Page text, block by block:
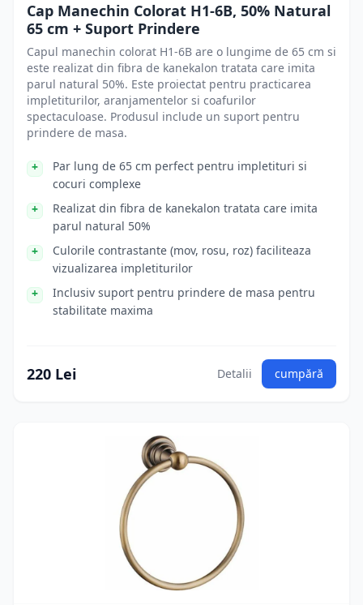
Cap Manechin Colorat H1-6B, 50% Natural
65 cm + Suport Prindere
Capul manechin colorat H1-6B are o lungime de 65 cm si
este realizat din fibra de kanekalon tratata care imita
parul natural 50%. Este proiectat pentru practicarea
impletiturilor, aranjamentelor si coafurilor
spectaculoase. Produsul include un suport pentru
prindere de masa.
Par lung de 65 cm perfect pentru impletituri si
cocuri complexe
Realizat din fibra de kanekalon tratata care imita
parul natural 50%
Culorile contrastante (mov, rosu, roz) faciliteaza
vizualizarea impletiturilor
Inclusiv suport pentru prindere de masa pentru
stabilitate maxima
220 Lei Detalii cumpără